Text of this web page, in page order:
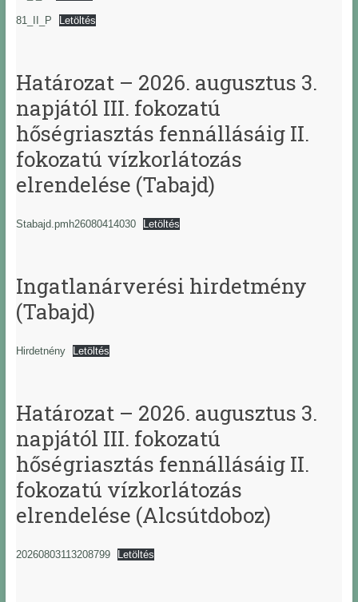
81_II_P Letöltés
Határozat – 2026. augusztus 3.
napjától III. fokozatú
hőségriasztás fennállásáig II.
fokozatú vízkorlátozás
elrendelése (Tabajd)
Stabajd.pmh26080414030 Letöltés
Ingatlanárverési hirdetmény
(Tabajd)
Hirdetnény Letöltés
Határozat – 2026. augusztus 3.
napjától III. fokozatú
hőségriasztás fennállásáig II.
fokozatú vízkorlátozás
elrendelése (Alcsútdoboz)
20260803113208799 Letöltés